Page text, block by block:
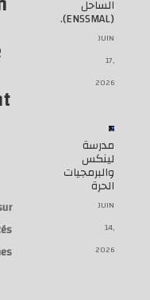
الساحل
(ENSSMAL).
JUIN
17,
2026
مدرسة
لينكس
والبرمجيات
الحرة
JUIN
14,
2026